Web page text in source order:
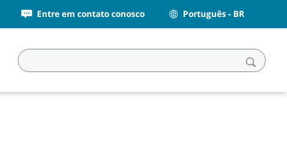
Entre em contato conosco Português - BR